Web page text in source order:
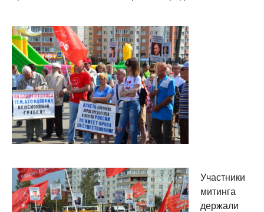
Участники
митинга
держали